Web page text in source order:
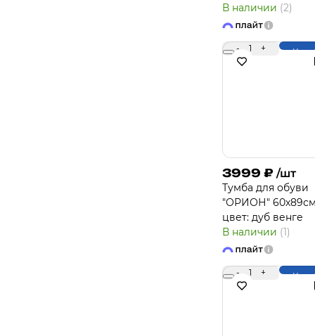
В наличии (2)
- 1 +
3999 ₽ /шт
Тумба для обуви
"ОРИОН"
цвет: дуб венге
В наличии (1)
- 1 +